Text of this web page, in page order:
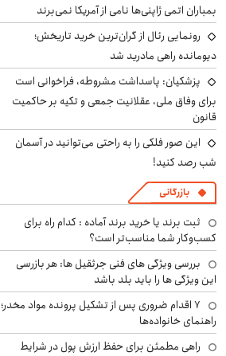
بمباران اتمی ژاپنی‌ها نامی از آمریکا نمی‌برند
رونمایی رئال از گران‌ترین خرید تاریخش؛
دیومانده راهی مادرید شد
پزشکیان: پاسداشت مشروطه، فراخوانی است
برای وفاق ملی، عقلانیت جمعی و تکیه بر حاکمیت
قانون
این صور فلکی را به راحتی می‌توانید در آسمان
شب رصد کنید!
بازرگانی
ثبت برند یا خرید برند آماده : کدام راه برای
کسب‌وکار شما مناسب‌تر است؟
بررسی ویژگی های فنی جرثقیل ها: هر بازرسی
این ویژگی ها را باید بلد باشد
۷ اقدام ضروری پس از تشکیل پرونده مواد مخدر؛
راهنمای خانواده‌ها
راهی مطمئن برای حفظ ارزش پول در شرایط